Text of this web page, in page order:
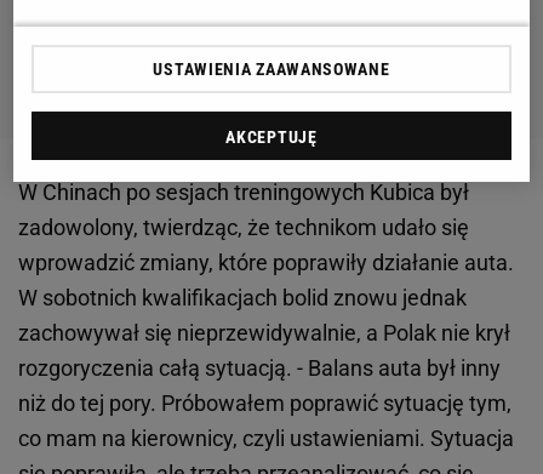
W Chinach po sesjach treningowych Kubica był
zadowolony, twierdząc, że technikom udało się
wprowadzić zmiany, które poprawiły działanie auta.
W sobotnich kwalifikacjach bolid znowu jednak
zachowywał się nieprzewidywalnie, a Polak nie krył
rozgoryczenia całą sytuacją. - Balans auta był inny
niż do tej pory. Próbowałem poprawić sytuację tym,
co mam na kierownicy, czyli ustawieniami. Sytuacja
USTAWIENIA ZAAWANSOWANE
AKCEPTUJĘ